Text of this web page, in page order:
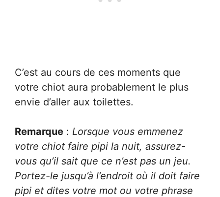
C’est au cours de ces moments que
votre chiot aura probablement le plus
envie d’aller aux toilettes.
Remarque : Lorsque vous emmenez
votre chiot faire pipi la nuit, assurez-
vous qu’il sait que ce n’est pas un jeu.
Portez-le jusqu’à l’endroit où il doit faire
pipi et dites votre mot ou votre phrase